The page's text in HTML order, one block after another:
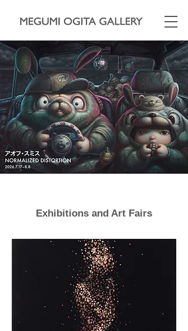
Exhibitions and Art Fairs